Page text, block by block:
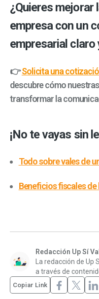
¿Quieres mejorar
empresa con un
empresarial claro
👉Solicita una
descubre cómo
transformar la
¡No te vayas sin
Todo sobre vales de
Beneficios fiscales de
Redacción Up Sí
La redacción de Up
a través de
Copiar Link